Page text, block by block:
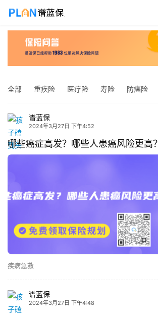
全部 重疾险 医疗险 寿险 防癌险
谱蓝保
2024年3月27日 下午4:52
哪些癌症高发？哪些人患癌风险更高？
疾病急救
谱蓝保
2024年3月27日 下午4:48